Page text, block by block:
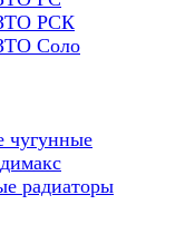
РСК
Соло
чугунные
радиаторы